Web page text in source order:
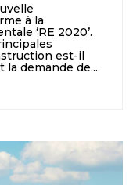
à la
‘RE 2020’.
est-il
demande de...